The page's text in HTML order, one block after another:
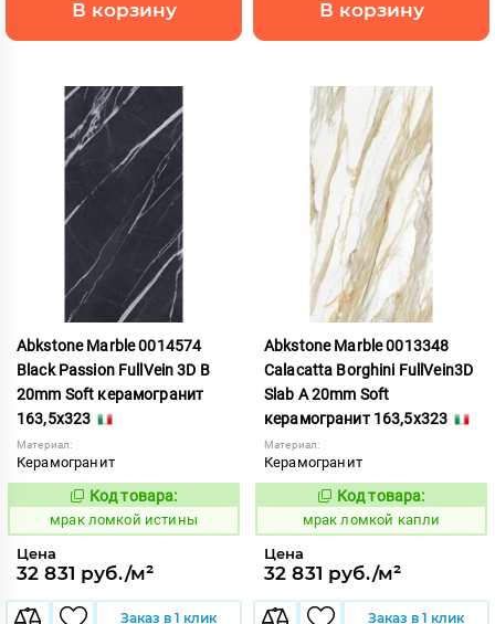
В корзину В корзину
Abkstone Marble 0014574
Black Passion FullVein 3D B
20mm Soft керамогранит
163,5x323
Материал:
Керамогранит
1052911
Код товара:
мрак ломкой истины
Цена
32 831 руб./м²
Заказ в 1 клик
Abkstone Marble 0013348
Calacatta Borghini FullVein3D
Slab A 20mm Soft
керамогранит 163,5x323
Материал:
Керамогранит
1052912
Код товара:
мрак ломкой капли
Цена
32 831 руб./м²
Заказ в 1 клик